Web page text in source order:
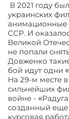
В 2021 году
украинских
анимационные
ССР. И
Великой
не попали
Довженко
бой идут одни
На 29-м месте
сильнейших
войне -
созданный еще
курсовая